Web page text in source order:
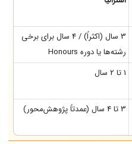
3 سال (اکثراً) / 4 سال برای برخی
رشته‌ها یا دوره Honours
1 تا 2 سال
3 تا 4 سال (عمدتاً پژوهش‌محور)